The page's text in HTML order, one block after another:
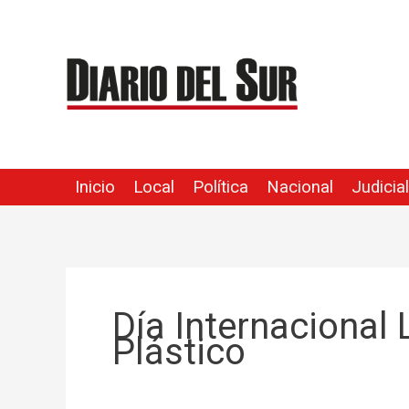
contenido
Inicio Local Política Nacional Judicial
Día Internacional
Plástico